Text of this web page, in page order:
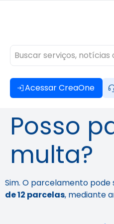
Acessar CreaOne
Posso
multa?
Sim. O parcelamento pode
de 12 parcelas, mediante